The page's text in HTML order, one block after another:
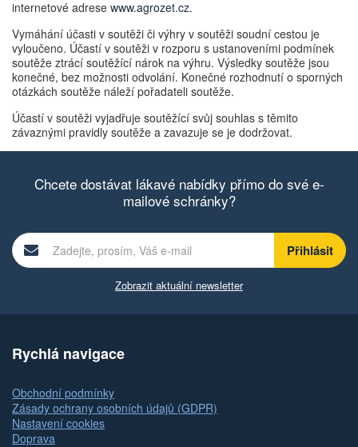
internetové adrese www.agrozet.cz.
Vymáhání účasti v soutěži či výhry v soutěži soudní cestou je
vyloučeno. Účastí v soutěži v rozporu s ustanoveními podmínek
soutěže ztrácí soutěžící nárok na výhru. Výsledky soutěže jsou
konečné, bez možnosti odvolání. Konečné rozhodnutí o sporných
otázkách soutěže náleží pořadateli soutěže.
Účastí v soutěži vyjadřuje soutěžící svůj souhlas s těmito
závaznými pravidly soutěže a zavazuje se je dodržovat.
Chcete dostávat lákavé nabídky přímo do své e-
mailové schránky?
Zobrazit aktuální newsletter
Rychlá navigace
Obchodní podmínky
Zásady ochrany osobních údajů (GDPR)
Nastavení cookies
Doprava